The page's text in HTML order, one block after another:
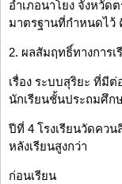
อำเภอนาโยง จังหวัด
มาตรฐานที่กำหนดไว้
2. ผลสัมฤทธิ์ทางการเ
เรื่อง ระบบสุริยะ ที่มี
นักเรียนชั้นประถมศึก
ปีที่ 4 โรงเรียนวัดคว
หลังเรียนสูงกว่า
ก่อนเรียน